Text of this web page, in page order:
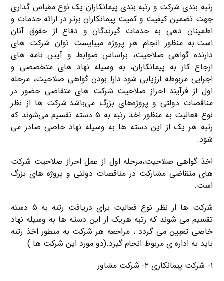
رتبه بندی شرکت و رتبه بندی پیمانکاران یک نوع مقیاس گذاری
جهت تضمین کیفیت و کمیت پیمانکاران برتر در ارائه خدمات و
اطمینان دهی به خدمات گیرندگان و دفاع از حقوق آنان
است.به منظور انجام هر پروژه میبایست توان شرکت های
دارنده گواهی صلاحیت، براساس ضوابط و آیین نامه های
ارجاع کار به پیمانکاران، به وسیله نهاد های متخصصی و
اجرایی مربوطه ارزیابی شود.دارا بودن گواهی صلاحیت، مرحله
اول از فرآیند احراز صلاحیت شرکت های متقاضی حضور در
مناقصات دولتی و پروژه‌های بزرگ می‌باشد.شرکت‌ ها از نظر
نوع فعالیت به منظور اخذ رتبه به ۵ دسته تقسیم می‌شوند که
رتبه هر یک از این دسته‌ ها به وسیله نهاد خاصی صادر می
شود.
اخذ گواهی صلاحیت،مرحله اول از عمل احراز صلاحیت شرکت
های متقاضی مشارکت در مناقصات دولتی و پروژه های بزرگ
است.
شرکت ها از نظر نوع فعالیت برای دریافت رتبه به ۵ دسته
تقسیم می شوند که رتبه هریک از این دسته ها به وسیله نهاد
خاصی تعیین می گردد ، مراجعه هر شرکت به منظور اخذ رتبه
باید به اداره ی مربوط انجام گیرد.(دو مورد این شرکت ها )
۱- شرکت پیمانکاری ۲- شرکت مشاور